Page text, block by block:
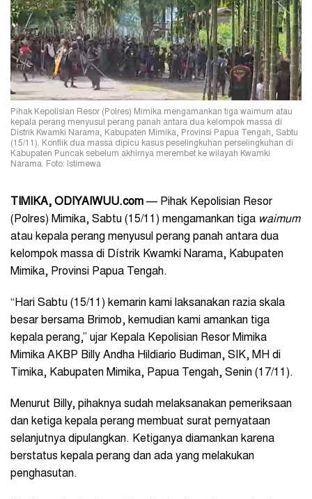
Pihak Kepolisian Resor (Polres) Mimika mengamankan tiga waimum atau
kepala perang menyusul perang panah antara dua kelompok massa di
Dístrik Kwamki Narama, Kabupaten Mimika, Provinsi Papua Tengah, Sabtu
(15/11). Konflik dua massa dipicu kasus peselingkuhan perselingkuhan di
Kabupaten Puncak sebelum akhirnya merembet ke wilayah Kwamki
Narama. Foto: Istimewa
TIMIKA, ODIYAIWUU.com — Pihak Kepolisian Resor
(Polres) Mimika, Sabtu (15/11) mengamankan tiga waimum
atau kepala perang menyusul perang panah antara dua
kelompok massa di Dístrik Kwamki Narama, Kabupaten
Mimika, Provinsi Papua Tengah.
“Hari Sabtu (15/11) kemarin kami laksanakan razia skala
besar bersama Brimob, kemudian kami amankan tiga
kepala perang,” ujar Kepala Kepolisian Resor Mimika
Mimika AKBP Billy Andha Hildiario Budiman, SIK, MH di
Timika, Kabupaten Mimika, Papua Tengah, Senin (17/11).
Menurut Billy, pihaknya sudah melaksanakan pemeriksaan
dan ketiga kepala perang membuat surat pernyataan
selanjutnya dipulangkan. Ketiganya diamankan karena
berstatus kepala perang dan ada yang melakukan
penghasutan.